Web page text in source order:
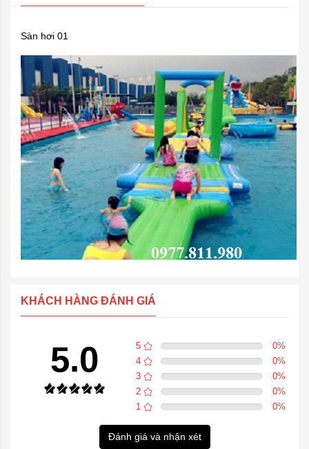
Sàn hơi 01
KHÁCH HÀNG ĐÁNH GIÁ
5.0 5 0%
4
0%
3
0%
2
0%
1
0%
Đánh giá và nhận xét